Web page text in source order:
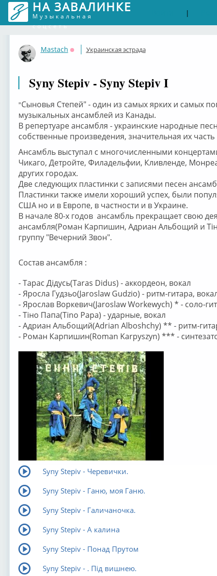
НА ЗАВАЛИНКЕ
Музыкальная
соцсеть
|
Mastach
Оффлайн
Украинская эстрада
Syny Stepiv - Syny Stepiv I
"Сыновья Степей" - один из самых ярких и самых
музыкальных ансамблей из Канады.
В репертуаре ансамбля - украинские народные
собственные произведения, значительная их
Ансамбль выступал с многочисленными
Чикаго, Детройте, Филадельфии, Кливленде,
других городах.
Две следующих пластинки с записями песен
Пластинки также имели хороший успех, были
США но и в Европе, в частности и в Украине.
В начале 80-х годов ансамбль прекращает свою
ансамбля(Роман Карпишин, Адриан Альбощий и
группу "Вечерний Звон".
Состав ансамбля :
- Тарас Дідусь(Taras Didus) - аккордеон, вокал
- Яросла Гудзьо(Jaroslaw Gudzio) - ритм-гитара,
- Ярослав Воркевич(Jaroslaw Workewych) * - соло-
- Тіно Папа(Tino Papa) - ударные, вокал
- Адриан Альбощий(Adrian Alboshchy) ** - ритм-
- Роман Карпишин(Roman Karpyszyn) *** -
Syny Stepiv - Черевички.
Syny Stepiv - Ганю, моя Ганю.
Syny Stepiv - Галичаночка.
Syny Stepiv - А калина
Syny Stepiv - Понад Прутом
Syny Stepiv - . Під вишнею.